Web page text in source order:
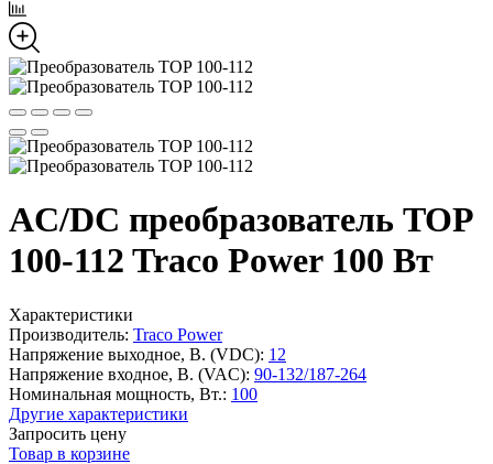
AC/DC преобразователь TOP
100-112 Traco Power 100 Вт
Характеристики
Производитель: Traco Power
Напряжение выходное, В. (VDC): 12
Напряжение входное, В. (VAC): 90-132/187-264
Номинальная мощность, Вт.: 100
Другие характеристики
Запросить цену
Товар в корзине